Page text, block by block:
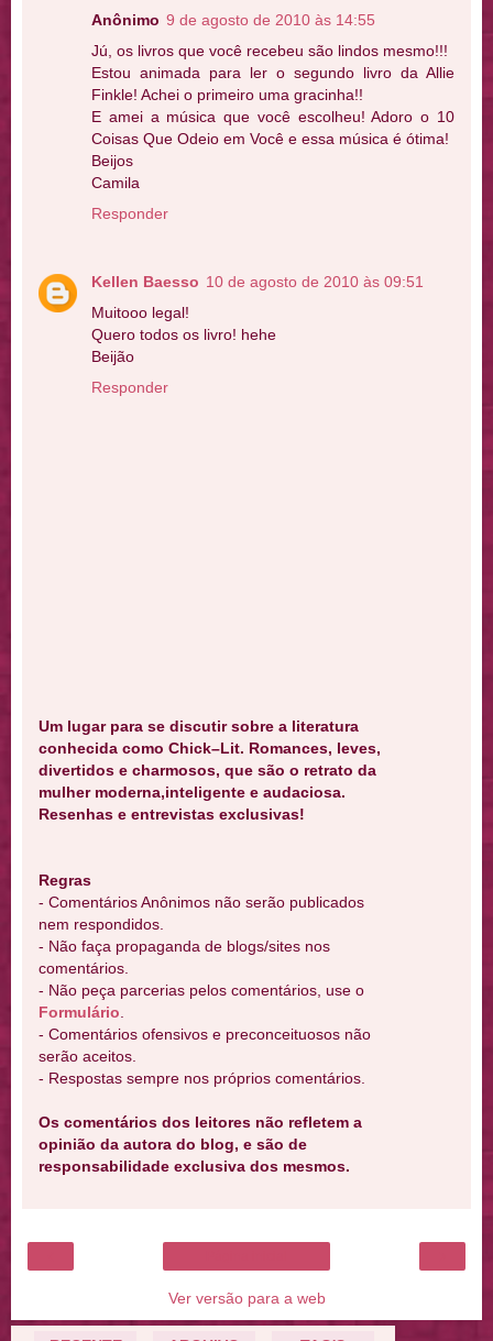
Anônimo 9 de agosto de 2010 às 14:55
Jú, os livros que você recebeu são lindos mesmo!!!
Estou animada para ler o segundo livro da Allie
Finkle! Achei o primeiro uma gracinha!!
E amei a música que você escolheu! Adoro o 10
Coisas Que Odeio em Você e essa música é ótima!
Beijos
Camila
Responder
Kellen Baesso 10 de agosto de 2010 às 09:51
Muitooo legal!
Quero todos os livro! hehe
Beijão
Responder
Um lugar para se discutir sobre a literatura
conhecida como Chick–Lit. Romances, leves,
divertidos e charmosos, que são o retrato da
mulher moderna,inteligente e audaciosa.
Resenhas e entrevistas exclusivas!
Regras
- Comentários Anônimos não serão publicados
nem respondidos.
- Não faça propaganda de blogs/sites nos
comentários.
- Não peça parcerias pelos comentários, use o
Formulário
- Comentários ofensivos e preconceituosos não
serão aceitos.
- Respostas sempre nos próprios comentários.
Os comentários dos leitores não refletem a
opinião da autora do blog, e são de
responsabilidade exclusiva dos mesmos.
Ver versão para a web